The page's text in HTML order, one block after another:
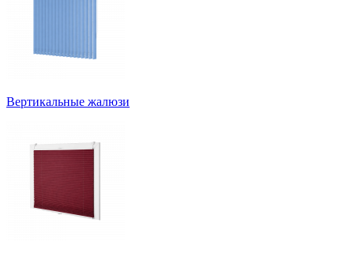
Вертикальные жалюзи